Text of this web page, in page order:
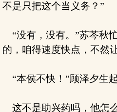
不是只把这个当义务？”
“没有，没有。”苏芩秋
的，咱得速度快点，不然
“本侯不快！”顾泽夕生
这不是助兴药吗，他怎